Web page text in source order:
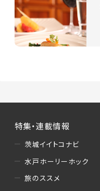
特集・連載情報
茨城イイトコナビ
水戸ホーリーホック
旅のススメ